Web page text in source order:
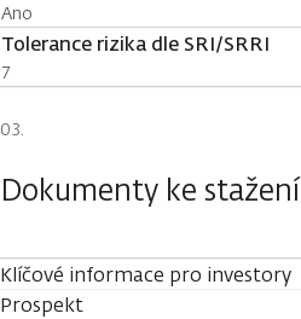
Ano
Tolerance rizika dle SRI/SRRI
7
Dokumenty ke stažení
Klíčové informace pro investory
Prospekt